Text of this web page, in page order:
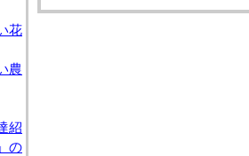
花
農
紹
の